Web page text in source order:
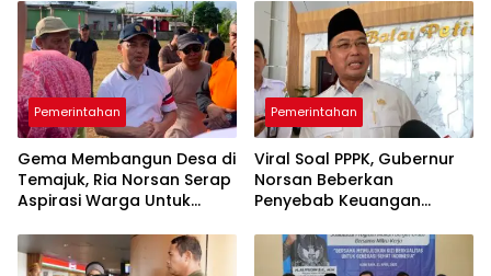
Pemerintahan
Gema Membangun Desa di
Temajuk, Ria Norsan Serap
Aspirasi Warga Untuk
Pemerintahan
Viral Soal PPPK, Gubernur
Norsan Beberkan
Penyebab Keuangan
Usulkan Solusi ke Pusat